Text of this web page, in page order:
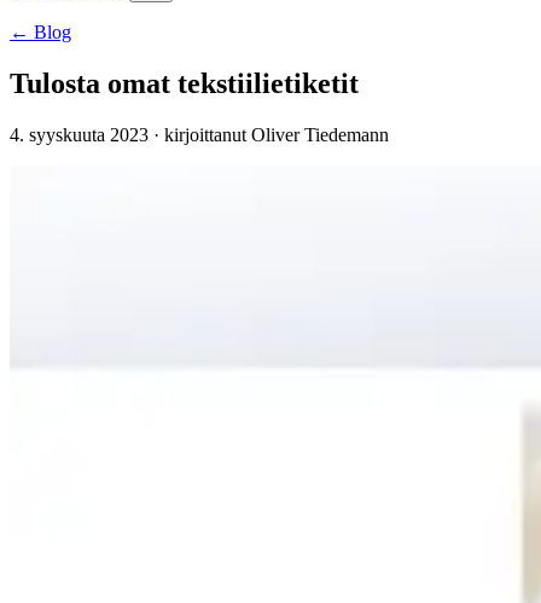
← Blog
Tulosta omat tekstiilietiketit
4. syyskuuta 2023 · kirjoittanut Oliver Tiedemann